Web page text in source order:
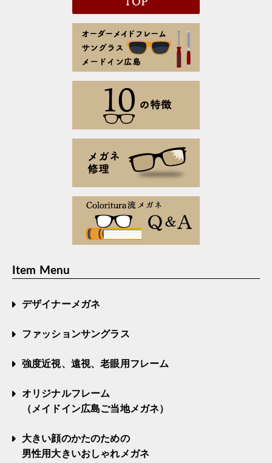
Item Menu
デザイナーメガネ
ファッションサングラス
強度近視、遠視、老眼用フレーム
オリジナルフレーム
（メイドイン広島ご当地メガネ）
大きい顔のかたのための
男性用大きいおしゃれメガネ